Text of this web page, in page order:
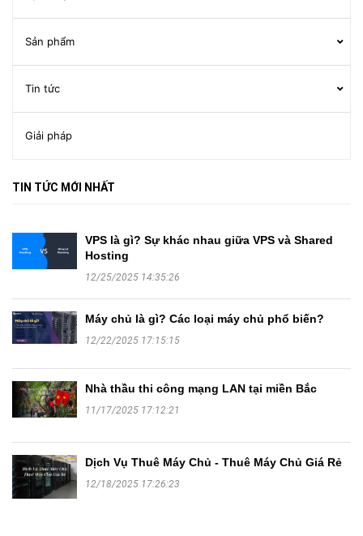
Sản phẩm
Tin tức
Giải pháp
TIN TỨC MỚI NHẤT
VPS là gì? Sự khác nhau giữa VPS và Shared
Hosting
12/25/2025 14:35:26
Máy chủ là gì? Các loại máy chủ phổ biến?
12/22/2025 17:15:15
Nhà thầu thi công mạng LAN tại miền Bắc
11/17/2025 17:12:21
Dịch Vụ Thuê Máy Chủ - Thuê Máy Chủ Giá Rẻ
12/18/2025 17:26:23